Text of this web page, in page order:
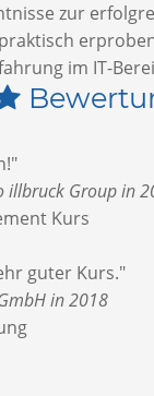
zur
im IT-
illbruck Group in
Kurs
guter Kurs."
in 2018